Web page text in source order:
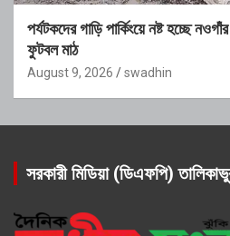
পর্যটকদের গাড়ি পার্কিংয়ে নষ্ট হচ্ছে
ফুটবল মাঠ
August 9, 2026 swadhin
সরকারী মিডিয়া (ডিএফপি)